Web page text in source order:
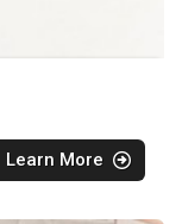
Learn More